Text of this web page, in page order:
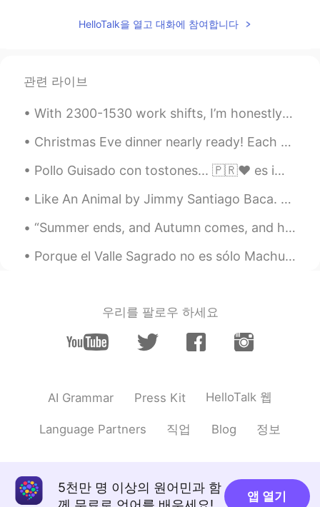
... 2021.04.11 13:28
AR EN
You can do it Ramadan Kareem
YOUSSEF 2021.04.11 13:13
AR EN
خديجة 2021.04.11 12:57
الله يوفقك
AR EN
HelloTalk을 열고 대화에 참여합니다
관련 라이브
With 2300-1530 work shifts, I’m honestly starting to feel like I live at the hospital . What abou...
Christmas Eve dinner nearly ready! Each year I try to collect one or two new decorations and now ...
Pollo Guisado con tostones... 🇵🇷❤️ es imposible no apreciar tener un novio medio puertorriqueño. ...
Like An Animal by Jimmy Santiago Baca. Behind the smooth texture Of my eyes, way inside me, A pa...
“Summer ends, and Autumn comes, and he who would have it otherwise would have high tide always an...
Porque el Valle Sagrado no es sólo Machu Picchu #Ollantaytambo #Salineras #Moray #Sacsayhuaman #C...
우리를 팔로우 하세요
AI Grammar Press Kit HelloTalk 웹
Language Partners 직업 Blog 정보
5천만 명 이상의 원어민과 함
앱 열기